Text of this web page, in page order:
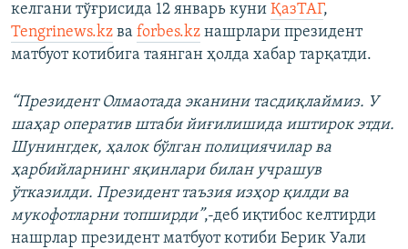
келгани тўғрисида 12 январь куни ҚазТАГ,
Tengrinews.kz ва forbes.kz нашрлари президент
матбуот котибига таянган ҳолда хабар тарқатди.
“Президент Олмаотада эканини тасдиқлаймиз. У
шаҳар оператив штаби йиғилишида иштирок этди.
Шунингдек, ҳалок бўлган полициячилар ва
ҳарбийларнинг яқинлари билан учрашув
ўтказилди. Президент таъзия изҳор қилди ва
мукофотларни топширди”,-деб иқтибос келтирди
нашрлар президент матбуот котиби Берик Уали